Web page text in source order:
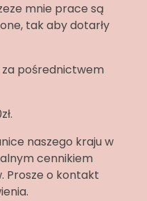
mnie prace są
tak aby dotarły
za pośrednictwem
naszego kraju w
cennikiem
Prosze o kontakt